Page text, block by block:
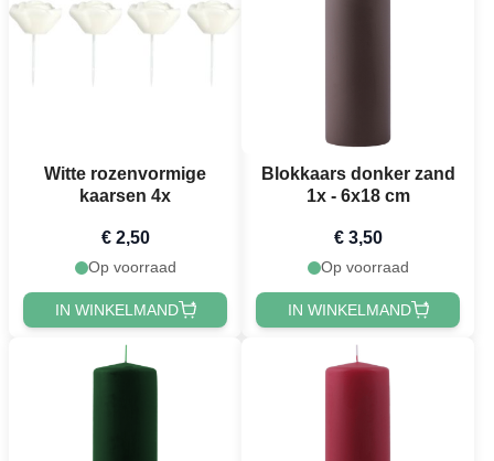
Witte rozenvormige
kaarsen 4x
€ 2,50
Op voorraad
IN WINKELMAND
Blokkaars donker zand
1x - 6x18 cm
€ 3,50
Op voorraad
IN WINKELMAND